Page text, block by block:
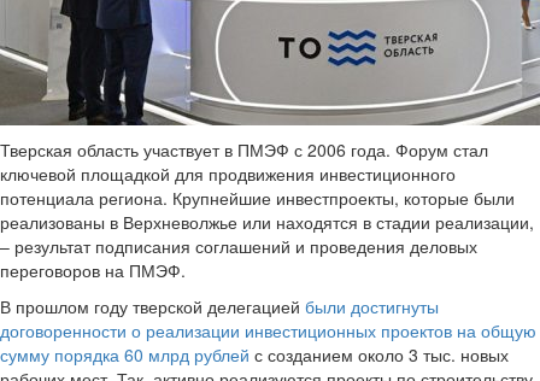
Тверская область участвует в ПМЭФ с 2006 года. Форум стал
ключевой площадкой для продвижения инвестиционного
потенциала региона. Крупнейшие инвестпроекты, которые были
реализованы в Верхневолжье или находятся в стадии реализации,
– результат подписания соглашений и проведения деловых
переговоров на ПМЭФ.
В прошлом году тверской делегацией были достигнуты
договоренности о реализации инвестиционных проектов на общую
сумму порядка 60 млрд рублей с созданием около 3 тыс. новых